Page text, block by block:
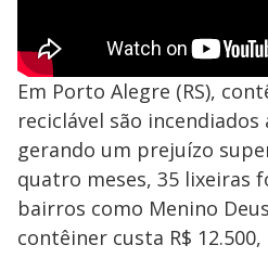
Em Porto Alegre (RS),
reciclável são incendiados
gerando um prejuízo
quatro meses, 35 lixeiras
bairros como Menino
contêiner custa R$